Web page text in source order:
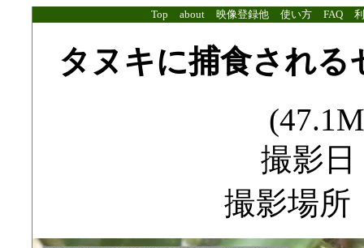
Top about 映像登録他 使い方 FAQ
タヌキに捕食され
撮影日
撮影場所